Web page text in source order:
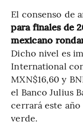
El consenso de
para finales de
mexicano
Dicho nivel es
International
MXN$16,60 y
el Banco Julius
cerrará este
verde.